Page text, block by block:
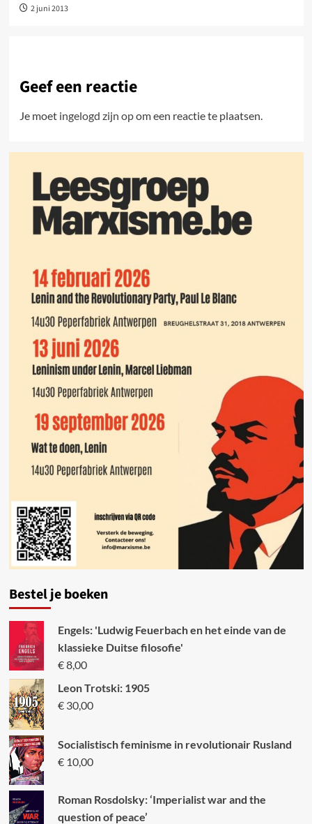
2 juni 2013
Geef een reactie
Je moet ingelogd zijn opom een reactie te plaatsen.
Bestel je boeken
Engels: 'Ludwig Feuerbach en het einde van de
klassieke Duitse filosofie'
€8,00
Leon Trotski: 1905
€30,00
Socialistisch feminisme in revolutionair Rusland
€10,00
Roman Rosdolsky: ‘Imperialist war and the
question of peace’